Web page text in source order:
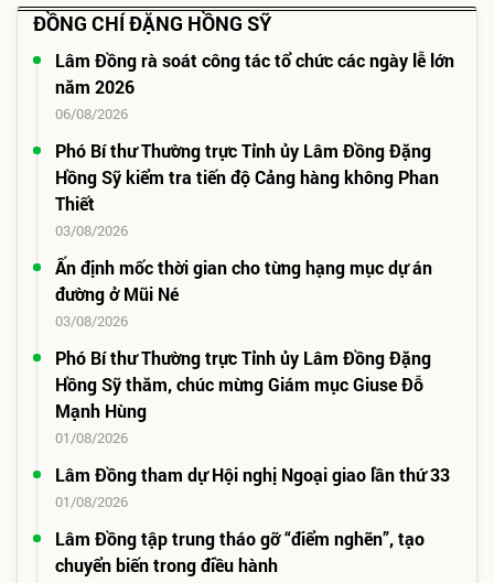
ĐỒNG CHÍ ĐẶNG HỒNG SỸ
Lâm Đồng rà soát công tác tổ chức các ngày lễ lớn
năm 2026
06/08/2026
Phó Bí thư Thường trực Tỉnh ủy Lâm Đồng Đặng
Hồng Sỹ kiểm tra tiến độ Cảng hàng không Phan
Thiết
03/08/2026
Ấn định mốc thời gian cho từng hạng mục dự án
đường ở Mũi Né
03/08/2026
Phó Bí thư Thường trực Tỉnh ủy Lâm Đồng Đặng
Hồng Sỹ thăm, chúc mừng Giám mục Giuse Đỗ
Mạnh Hùng
01/08/2026
Lâm Đồng tham dự Hội nghị Ngoại giao lần thứ 33
01/08/2026
Lâm Đồng tập trung tháo gỡ “điểm nghẽn”, tạo
chuyển biến trong điều hành